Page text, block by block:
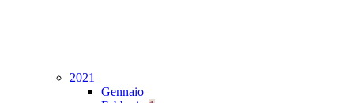
2021
Gennaio